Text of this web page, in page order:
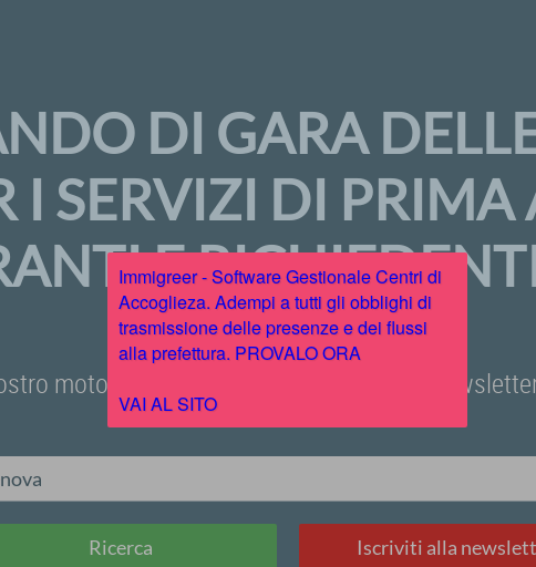
DI GARA
I SERVIZI DI
E
motore di ricerca, iscriviti alla nostra
Ricerca Iscriviti alla
Immigreer - Software Gestionale Centri di
Accoglieza. Adempi a tutti gli obblighi di
trasmissione delle presenze e dei flussi
alla prefettura. PROVALO ORA
VAI AL SITO